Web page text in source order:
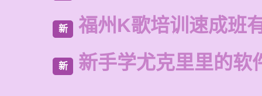
新 福州K歌培训速成班
新 新手学尤克里里的软